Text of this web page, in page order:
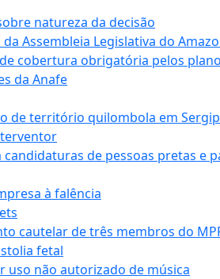
natureza da decisão
Assembleia Legislativa do
cobertura obrigatória pelos
da Anafe
de território quilombola em
de pessoas pretas e
à falência
cautelar de três membros do
fetal
uso não autorizado de música